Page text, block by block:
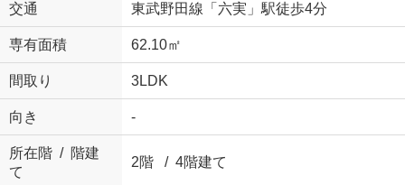
交通 東武野田線「六実」駅徒歩4分
専有面積 62.10㎡
間取り 3LDK
向き -
所在階 / 階建
て
2階 / 4階建て